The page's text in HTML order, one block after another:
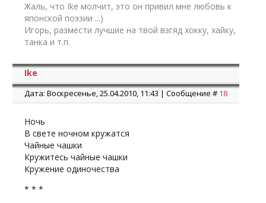
Жаль, что Ike молчит, это он привил мне любовь к
японской поэзии ...)
Игорь, размести лучшие на твой взгяд хокку, хайку,
танка и т.п.
Ike
Дата: Воскресенье, 25.04.2010, 11:43 | Сообщение # 18
Ночь
В свете ночном кружатся
Чайные чашки
Кружитесь чайные чашки
Кружение одиночества
* * *